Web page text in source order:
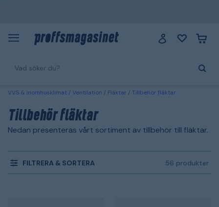
VVS & inomhusklimat Ventilation Fläktar Tillbehör fläktar
Tillbehör fläktar
Nedan presenteras vårt sortiment av tillbehör till fläktar.
FILTRERA & SORTERA 56 produkter